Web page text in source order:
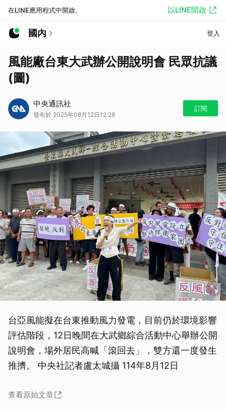
在LINE應用程式中開啟。 以LINE開啟
國內 登入
風能廠台東大武辦公開說明會 民眾抗議
(圖)
中央通訊社
發布於 2025年08月12日12:28
訂閱
台亞風能擬在台東推動風力發電，目前仍於環境影響
評估階段，12日晚間在大武鄉綜合活動中心舉辦公開
說明會，場外居民高喊「滾回去」，雙方還一度發生
推擠。 中央社記者盧太城攝 114年8月12日
查看原始文章